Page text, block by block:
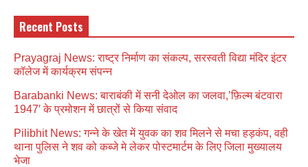
Recent Posts
Prayagraj News: राष्ट्र निर्माण का संकल्प, सरस्वती विद्या मंदिर इंटर
कॉलेज में कार्यक्रम संपन्न
Barabanki News: बाराबंकी में सनी देओल का जलवा,’फ़िल्म बंटवारा
1947′ के प्रमोशन में छात्रों से किया संवाद
Pilibhit News: गन्ने के खेत में युवक का शव मिलने से मचा हड़कंप, वही
थाना पुलिस ने शव को कब्जे मे लेकर पोस्टमार्टम के लिए जिला मुख्यालय
भेजा